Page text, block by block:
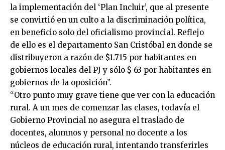
la implementación del ‘Plan Incluir’, que al presente
se convirtió en un culto a la discriminación política,
en beneficio solo del oficialismo provincial. Reflejo
de ello es el departamento San Cristóbal en donde se
distribuyeron a razón de $1.715 por habitantes en
gobiernos locales del PJ y sólo $ 63 por habitantes en
gobiernos de la oposición”.
“Otro punto muy grave tiene que ver con la educación
rural. A un mes de comenzar las clases, todavía el
Gobierno Provincial no asegura el traslado de
docentes, alumnos y personal no docente a los
núcleos de educación rural, intentando transferirles